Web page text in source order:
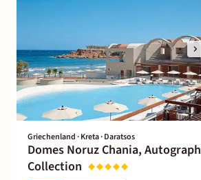
Griechenland · Kreta · Daratsos
Domes Noruz Chania, Autograph
Collection